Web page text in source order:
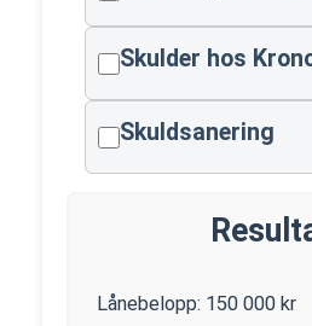
Skulder hos
Skuldsanering
Lånebelopp: 150 000 kr